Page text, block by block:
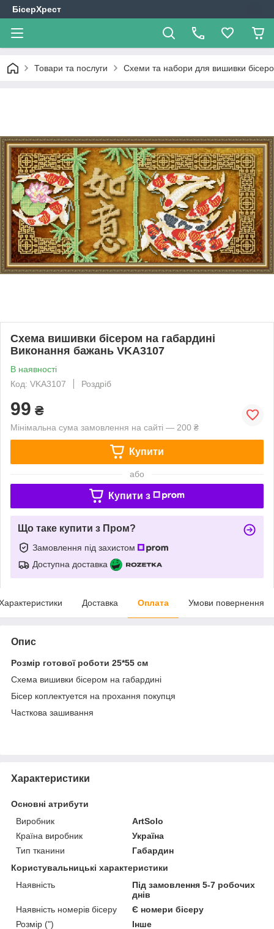
БісерХрест
Товари та послуги Схеми та набори для вишивки
Схема вишивки бісером на габардині
Виконання бажань VKA3107
В наявності
Код: VKA3107
Роздріб
99 ₴
Мінімальна сума замовлення на сайті — 200 ₴
Купити
або
Купити з
Що таке купити з Пром?
Замовлення під захистом
Доступна доставка
Доставка Оплата Умови повернення
Опис
Розмір готової роботи 25*55 см
Схема вишивки бісером на габардині
Бісер коплектуется на прохання покупця
Часткова зашивання
Характеристики
Основні атрибути
Виробник
ArtSolo
Країна виробник
Україна
Тип тканини
Габардин
Користувальницькі характеристики
Наявність
Під замовлення 5-7 робочих
днів
Наявність номерів бісеру
Є номери бісеру
Розмір (")
Інше